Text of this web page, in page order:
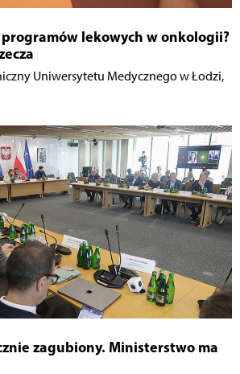
lekowych w onkologii?
Uniwersytetu Medycznego w Łodzi,
zagubiony. Ministerstwo ma